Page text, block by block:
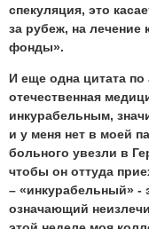
спекуляция, это
за рубеж, на
фонды».
И еще одна цитата по
отечественная
инкурабельным,
и у меня нет в моей
больного увезли в
чтобы он оттуда
– «инкурабельный» -
означающий